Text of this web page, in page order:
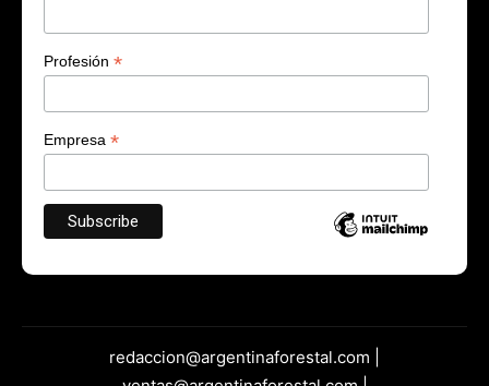
Profesión *
Empresa *
redaccion@argentinaforestal.com |